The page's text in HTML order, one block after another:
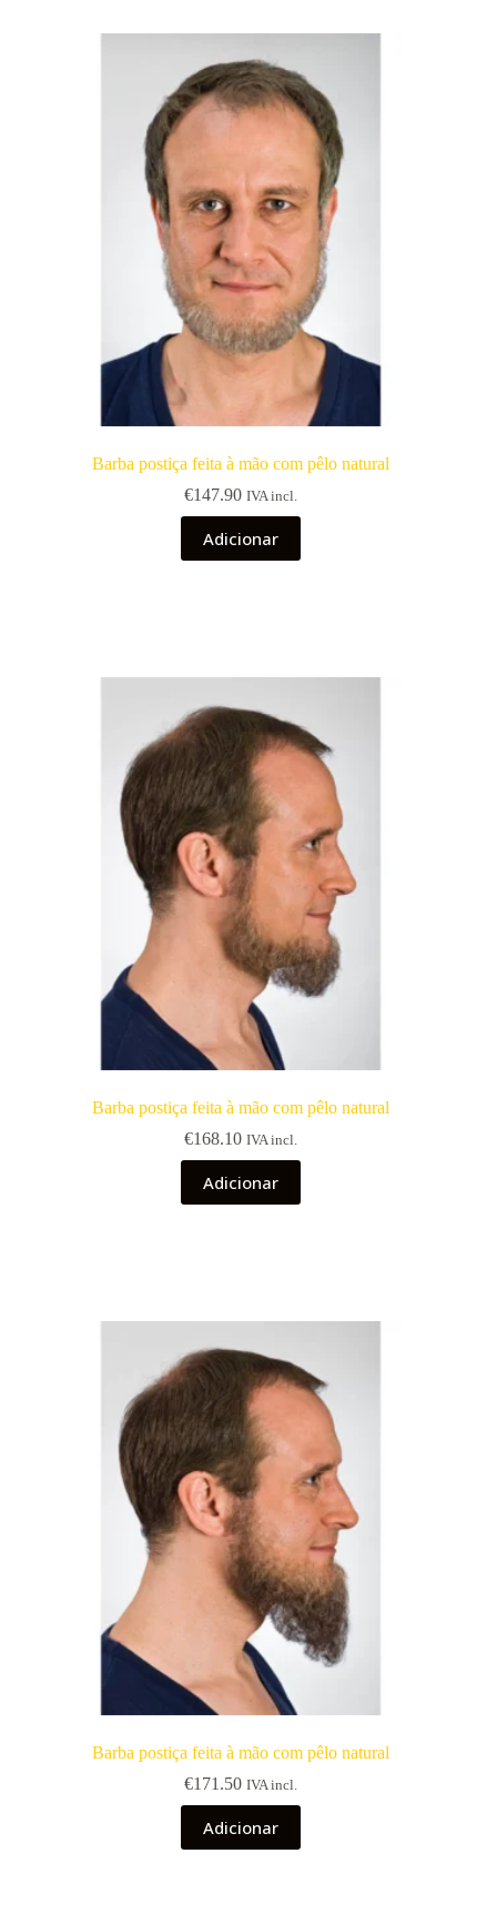
Barba postiça feita à mão com pêlo natural
€147.90 IVA incl.
Adicionar
Barba postiça feita à mão com pêlo natural
€168.10 IVA incl.
Adicionar
Barba postiça feita à mão com pêlo natural
€171.50 IVA incl.
Adicionar